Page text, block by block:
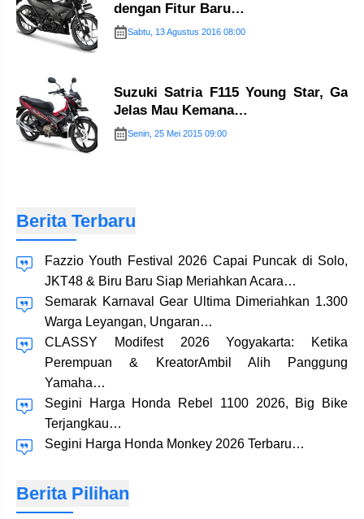
dengan Fitur Baru…
Sabtu, 13 Agustus 2016 08:00
Suzuki Satria F115 Young Star, Ga
Jelas Mau Kemana…
Senin, 25 Mei 2015 09:00
Berita Terbaru
Fazzio Youth Festival 2026 Capai Puncak di Solo,
JKT48 & Biru Baru Siap Meriahkan Acara…
Semarak Karnaval Gear Ultima Dimeriahkan 1.300
Warga Leyangan, Ungaran…
CLASSY Modifest 2026 Yogyakarta: Ketika
Perempuan & KreatorAmbil Alih Panggung
Yamaha…
Segini Harga Honda Rebel 1100 2026, Big Bike
Terjangkau…
Segini Harga Honda Monkey 2026 Terbaru…
Berita Pilihan